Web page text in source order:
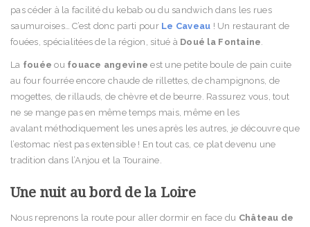
pas céder à la facilité du kebab ou du sandwich dans les rues
saumuroises… C’est donc parti pour Le Caveau ! Un restaurant de
fouées, spécialitées de la région, situé à Doué la Fontaine
La fouée ou fouace angevine est une petite boule de pain cuite
au four fourrée encore chaude de rillettes, de champignons, de
mogettes, de rillauds, de chèvre et de beurre. Rassurez vous, tout
ne se mange pas en même temps mais, même en les
avalant méthodiquement les unes après les autres, je découvre que
l’estomac n’est pas extensible ! En tout cas, ce plat devenu une
tradition dans l’Anjou et la Touraine.
Une nuit au bord de la Loire
Nous reprenons la route pour aller dormir en face du Château de